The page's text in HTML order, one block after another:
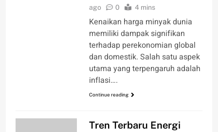
ago
0 4 mins
Kenaikan harga minyak dunia
memiliki dampak signifikan
terhadap perekonomian global
dan domestik. Salah satu aspek
utama yang terpengaruh adalah
inflasi….
Continue reading
Tren Terbaru Energi